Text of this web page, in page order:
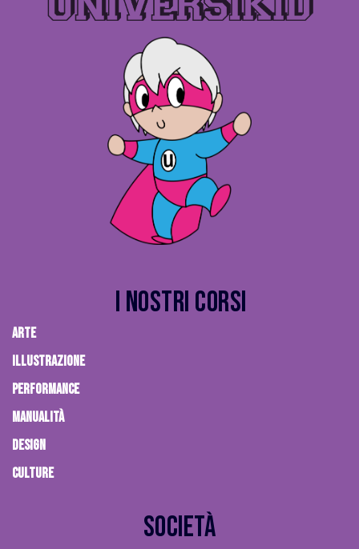
I Nostri Corsi
ARTE
ILLUSTRAZIONE
PERFORMANCE
MANUALITÀ
DESIGN
CULTURE
Società